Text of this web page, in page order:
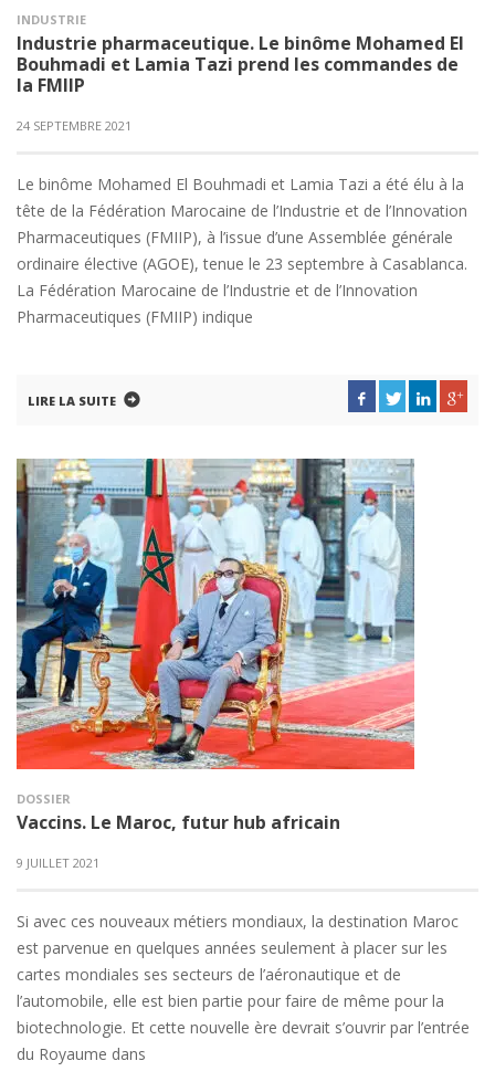
INDUSTRIE
Industrie pharmaceutique. Le binôme Mohamed El
Bouhmadi et Lamia Tazi prend les commandes de
la FMIIP
24 SEPTEMBRE 2021
Le binôme Mohamed El Bouhmadi et Lamia Tazi a été élu à la
tête de la Fédération Marocaine de l’Industrie et de l’Innovation
Pharmaceutiques (FMIIP), à l’issue d’une Assemblée générale
ordinaire élective (AGOE), tenue le 23 septembre à Casablanca.
La Fédération Marocaine de l’Industrie et de l’Innovation
Pharmaceutiques (FMIIP) indique
LIRE LA SUITE
DOSSIER
Vaccins. Le Maroc, futur hub africain
9 JUILLET 2021
Si avec ces nouveaux métiers mondiaux, la destination Maroc
est parvenue en quelques années seulement à placer sur les
cartes mondiales ses secteurs de l’aéronautique et de
l’automobile, elle est bien partie pour faire de même pour la
biotechnologie. Et cette nouvelle ère devrait s’ouvrir par l’entrée
du Royaume dans